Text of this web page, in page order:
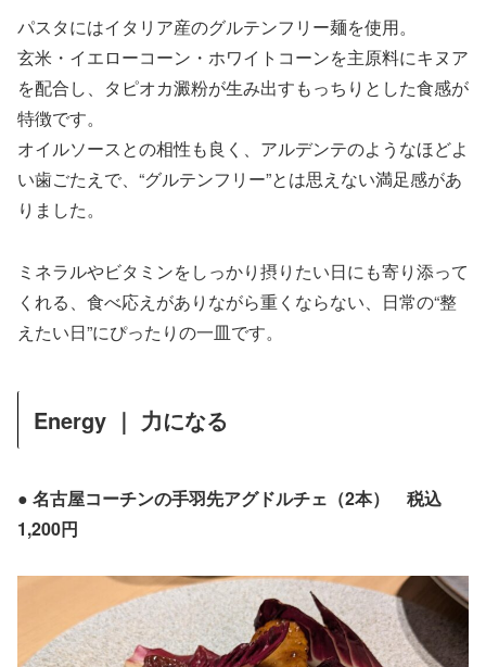
パスタにはイタリア産のグルテンフリー麺を使用。
玄米・イエローコーン・ホワイトコーンを主原料にキヌア
を配合し、タピオカ澱粉が生み出すもっちりとした食感が
特徴です。
オイルソースとの相性も良く、アルデンテのようなほどよ
い歯ごたえで、“グルテンフリー”とは思えない満足感があ
りました。
ミネラルやビタミンをしっかり摂りたい日にも寄り添って
くれる、食べ応えがありながら重くならない、日常の“整
えたい日”にぴったりの一皿です。
Energy ｜ 力になる
● 名古屋コーチンの手羽先アグドルチェ（2本） 税込
1,200円